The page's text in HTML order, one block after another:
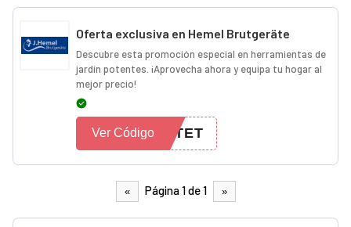
Oferta exclusiva en Hemel Brutgeräte
Descubre esta promoción especial en herramientas de
jardín potentes. ¡Aprovecha ahora y equipa tu hogar al
mejor precio!
UTET
Ver Código
« Página 1 de 1 »